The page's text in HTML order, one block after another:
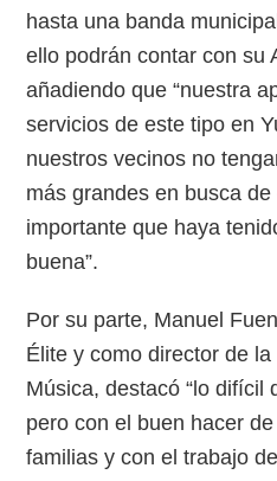
hasta una banda
ello podrán contar con su
añadiendo que “nuestra
servicios de este tipo en
nuestros vecinos no
más grandes en busca
importante que haya
buena”.
Por su parte, Manuel
Élite y como director de
Música, destacó “lo difícil
pero con el buen hacer
familias y con el trabajo